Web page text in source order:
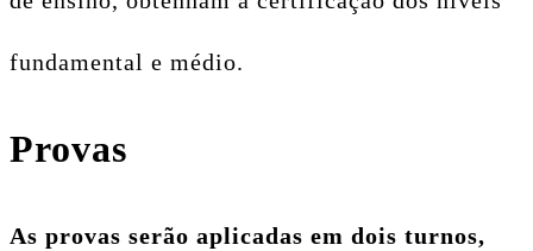
fundamental e médio.
Provas
As provas serão aplicadas em dois turnos,